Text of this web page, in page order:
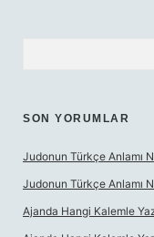
SON YORUMLAR
Judonun Türkçe Anlamı
Judonun Türkçe Anlamı
Ajanda Hangi Kalemle